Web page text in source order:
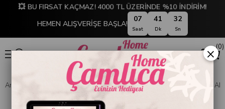
💥 BU FIRSAT KAÇMAZ! 4000 TL ÜZERİNDE %10 İNDİRİM!
HEMEN ALIŞVERİŞE BAŞLA! 07
Saat
41
Dk
31
Sn
0
Anasayfa SOFRA & MUTFAK PİŞİRME GEREÇLERİ TAVA VE
×